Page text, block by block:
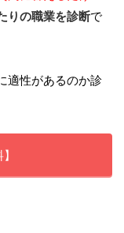
りの職業を診断で
適性があるのか診